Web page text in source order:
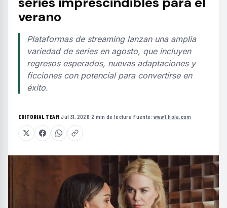
verano
Plataformas de streaming lanzan una amplia
variedad de series en agosto, que incluyen
regresos esperados, nuevas adaptaciones y
ficciones con potencial para convertirse en
éxito.
EDITORIAL TEAM·Jul 31, 2026·2 min de lectura·Fuente: www1.hola.com